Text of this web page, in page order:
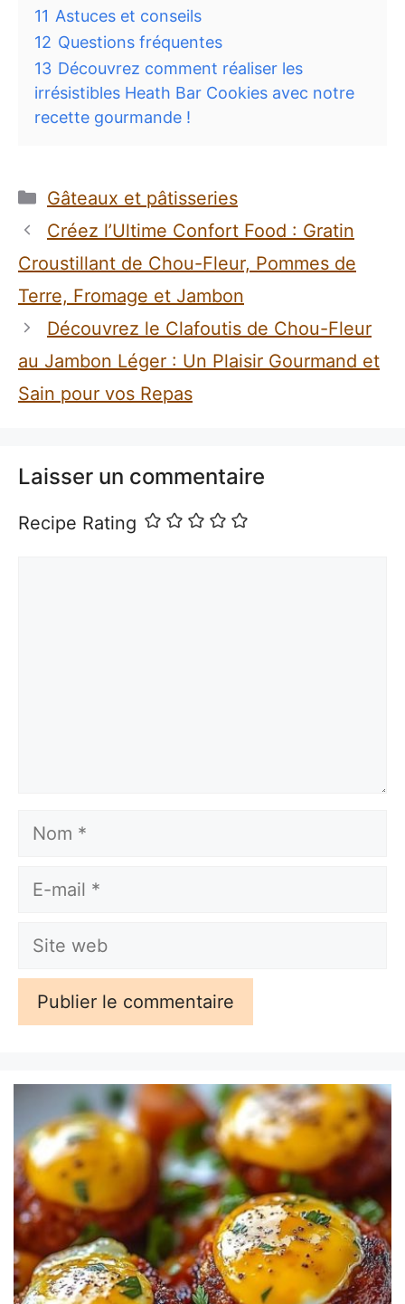
11 Astuces et conseils
12 Questions fréquentes
13 Découvrez comment réaliser les
irrésistibles Heath Bar Cookies avec notre
recette gourmande !
Catégories
Gâteaux et pâtisseries
Créez l’Ultime Confort Food : Gratin
Croustillant de Chou-Fleur, Pommes de
Terre, Fromage et Jambon
Découvrez le Clafoutis de Chou-Fleur
au Jambon Léger : Un Plaisir Gourmand et
Sain pour vos Repas
Laisser un commentaire
Recipe Rating
Nom
E-
Site